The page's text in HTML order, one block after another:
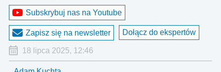
Subskrybuj nas na Youtube
Zapisz się na newsletter Dołącz do ekspertów
18 lipca 2025, 12:46